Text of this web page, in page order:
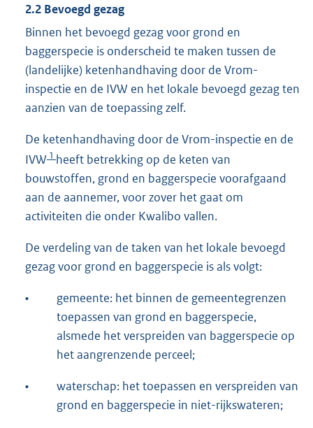
2.2 Bevoegd gezag
Binnen het bevoegd gezag voor grond en
baggerspecie is onderscheid te maken tussen de
(landelijke) ketenhandhaving door de Vrom-
inspectie en de IVW en het lokale bevoegd gezag ten
aanzien van de toepassing zelf.
De ketenhandhaving door de Vrom-inspectie en de
IVW 1 heeft betrekking op de keten van
bouwstoffen, grond en baggerspecie voorafgaand
aan de aannemer, voor zover het gaat om
activiteiten die onder Kwalibo vallen.
De verdeling van de taken van het lokale bevoegd
gezag voor grond en baggerspecie is als volgt:
•
gemeente: het binnen de gemeentegrenzen
toepassen van grond en baggerspecie,
alsmede het verspreiden van baggerspecie op
het aangrenzende perceel;
•
waterschap: het toepassen en verspreiden van
grond en baggerspecie in niet-rijkswateren;